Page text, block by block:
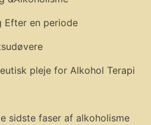
Efter en periode
pleje for Alkohol Terapi
sidste faser af alkoholisme